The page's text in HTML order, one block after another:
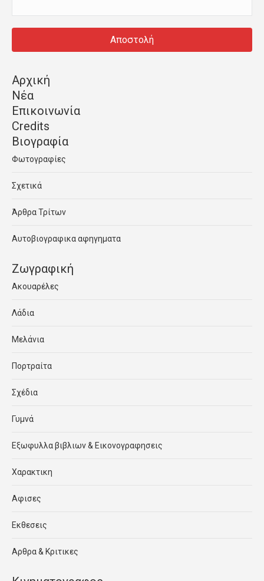
Αρχική
Νέα
Επικοινωνία
Credits
Βιογραφία
Φωτογραφίες
Σχετικά
Άρθρα Τρίτων
Αυτοβιογραφικα αφηγηματα
Ζωγραφική
Ακουαρέλες
Λάδια
Μελάνια
Πορτραίτα
Σχέδια
Γυμνά
Εξωφυλλα βιβλιων & Εικονογραφησεις
Χαρακτικη
Αφισες
Εκθεσεις
Αρθρα & Κριτικες